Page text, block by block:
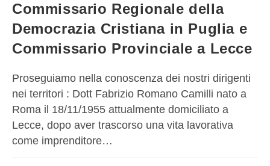
Commissario Regionale della
Democrazia Cristiana in Puglia e
Commissario Provinciale a Lecce
Proseguiamo nella conoscenza dei nostri dirigenti
nei territori : Dott Fabrizio Romano Camilli nato a
Roma il 18/11/1955 attualmente domiciliato a
Lecce, dopo aver trascorso una vita lavorativa
come imprenditore…